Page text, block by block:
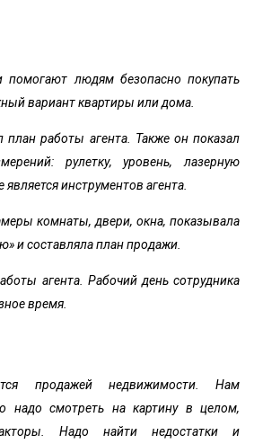
помогают людям безопасно покупать
вариант квартиры или дома.
план работы агента. Также он показал
рулетку, уровень, лазерную
инструментов агента.
комнаты, двери, окна, показывала
и составляла план продажи.
агента. Рабочий день сотрудника
время.
продажей недвижимости. Нам
надо смотреть на картину в целом,
Надо найти недостатки и